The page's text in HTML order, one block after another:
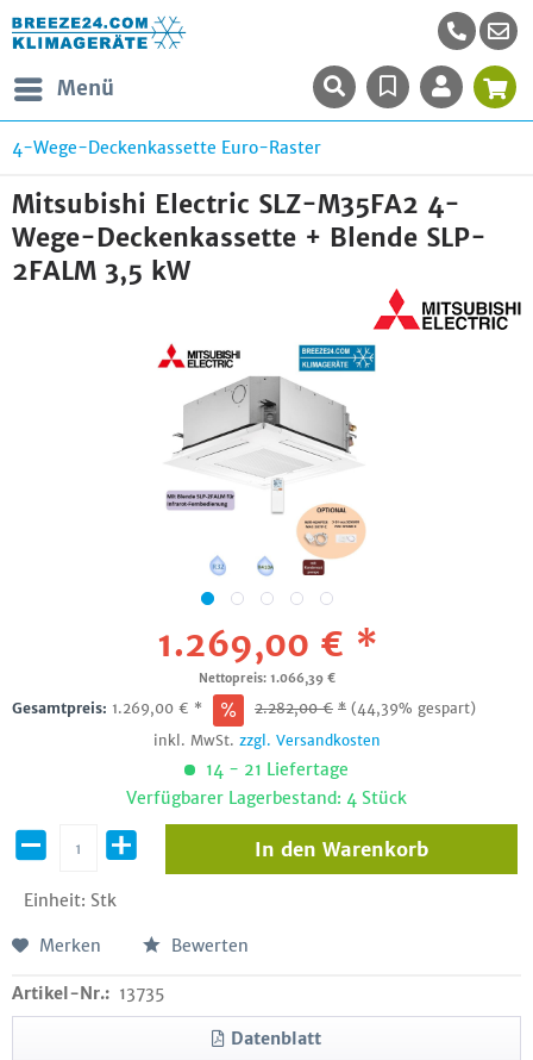
Menü
4-Wege-Deckenkassette Euro-Raster
Mitsubishi Electric SLZ-M35FA2 4-
Wege-Deckenkassette + Blende SLP-
2FALM 3,5 kW
1.269,00 € *
Nettopreis: 1.066,39 €
Gesamtpreis: 1.269,00 € * 2.282,00€ * (44,39% gespart)
inkl. MwSt. zzgl. Versandkosten
14 - 21 Liefertage
Verfügbarer Lagerbestand: 4 Stück
Einheit: Stk
In den Warenkorb
Merken Bewerten
Artikel-Nr.: 13735
Datenblatt